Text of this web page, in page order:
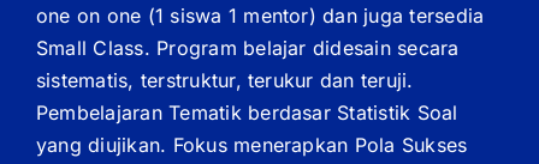
one on one (1 siswa 1 mentor) dan juga tersedia
Small Class. Program belajar didesain secara
sistematis, terstruktur, terukur dan teruji.
Pembelajaran Tematik berdasar Statistik Soal
yang diujikan. Fokus menerapkan Pola Sukses